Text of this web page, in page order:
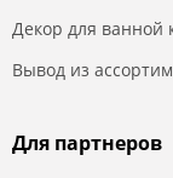
Декор для ванной
Вывод из
Для партнеров